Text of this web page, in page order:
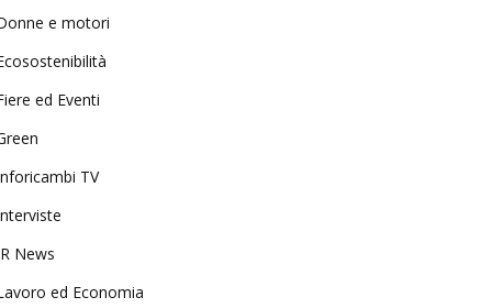
e motori
ed Eventi
TV
News
ed Economia